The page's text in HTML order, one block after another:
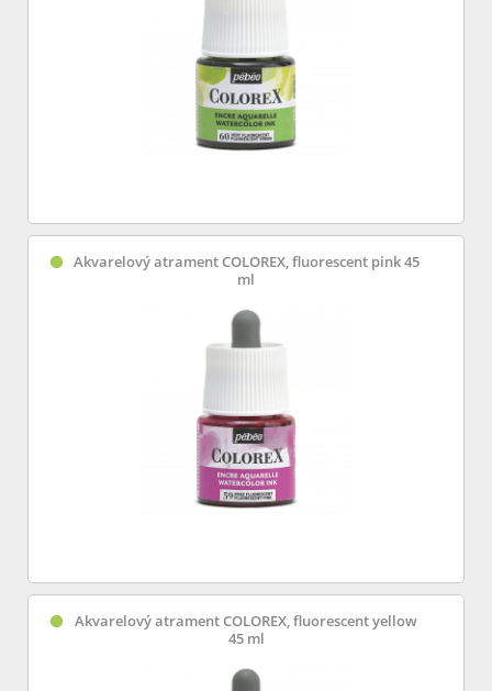
Akvarelový atrament COLOREX, fluorescent pink 45
ml
Akvarelový atrament COLOREX, fluorescent yellow
45 ml